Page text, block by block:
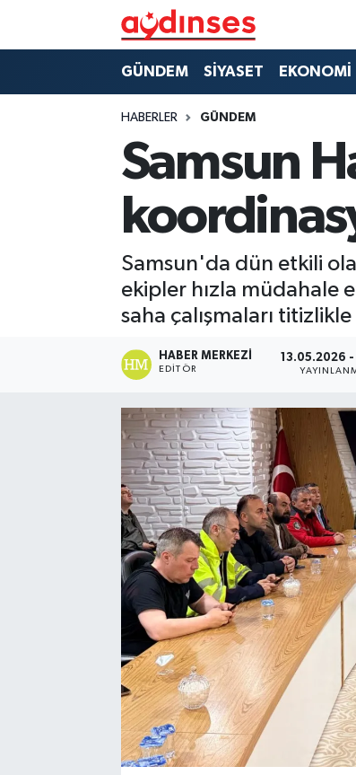
GÜNDEM SİYASET EKONOMİ
HABERLER GÜNDEM
Samsun
Samsun'da dün etkili
ekipler hızla müdahale
saha çalışmaları
HABER MERKEZI
EDITÖR
13.05.2026 -
MAGAZİN
Nöbetçi Eczaneler
Hava Durumu
Aydin Namaz Vakitleri
Trafik Durumu
Tüm Manşetler